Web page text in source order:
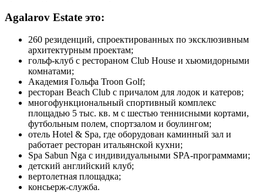
Agalarov Estate это:
260 резиденций, спроектированных по эксклюзивным
архитектурным проектам;
гольф-клуб с рестораном Club House и хьюмидорными
комнатами;
Академия Гольфа Troon Golf;
ресторан Beach Club с причалом для лодок и катеров;
многофункциональный спортивный комплекс
площадью 5 тыс. кв. м c шестью теннисными кортами,
футбольным полем, спортзалом и боулингом;
отель Hotel & Spa, где оборудован каминный зал и
работает ресторан итальянской кухни;
Spa Sabun Nga с индивидуальными SPA-программами;
детский английский клуб;
вертолетная площадка;
консьерж-служба.